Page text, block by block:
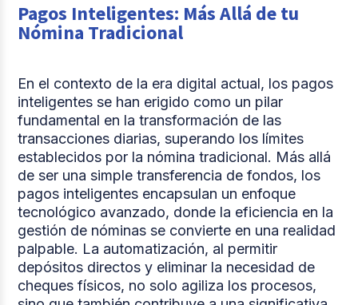
Pagos Inteligentes: Más Allá de tu
Nómina Tradicional
En el contexto de la era digital actual, los pagos
inteligentes se han erigido como un pilar
fundamental en la transformación de las
transacciones diarias, superando los límites
establecidos por la nómina tradicional. Más allá
de ser una simple transferencia de fondos, los
pagos inteligentes encapsulan un enfoque
tecnológico avanzado, donde la eficiencia en la
gestión de nóminas se convierte en una realidad
palpable. La automatización, al permitir
depósitos directos y eliminar la necesidad de
cheques físicos, no solo agiliza los procesos,